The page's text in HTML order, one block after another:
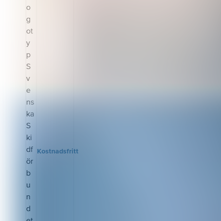
finns framför
allt för de
tränare som i
styrelse
ansvarar för en
U14- eller U16-
de får rätt
kunskaper för
rätt målgrupp.
Certifiering är
inte möjlig utan
en avklarad
SATU 1, 2 och
alpinfys.
Kontakta
utbildningsans
varig på alpint
Kursupplägg
Digital
utbildning som
eller
motionärer,
tävlingsaktiva
åkare eller
ledare/tränare.
Det
huvudsakliga
innehållet är:-
Skidteknikens
grunder-
klassiskt och
skejt och dess
deltekniker.-
Teknikanalys
och tips på
vägen-
Kostnadsfritt